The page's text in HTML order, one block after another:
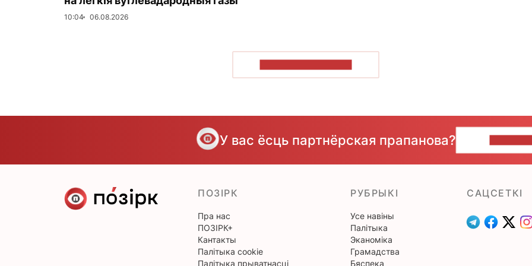
10:04 06.08.2026
У вас ёсць партнёрская прапанова?
ПОЗІРК
Пра нас
ПОЗІРК+
Кантакты
Палітыка cookie
Палітыка прыватнасці
РУБРЫКІ
Усе навіны
Палітыка
Эканоміка
Грамадства
Бяспека
САЦСЕТКІ